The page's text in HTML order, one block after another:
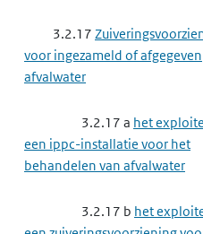
3.2.17
voor ingezameld of afgegeven
afvalwater
3.2.17 a het
een ippc-installatie voor het
behandelen van afvalwater
3.2.17 b het